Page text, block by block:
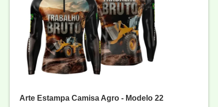
Arte Estampa Camisa Agro - Modelo 22